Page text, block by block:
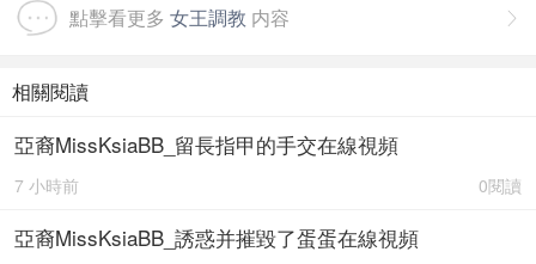

點擊看更多 女王調教 内容
相關閱讀
亞裔MissKsiaBB_留長指甲的手交在線視頻
0閱讀
7 小時前
亞裔MissKsiaBB_誘惑并摧毀了蛋蛋在線視頻